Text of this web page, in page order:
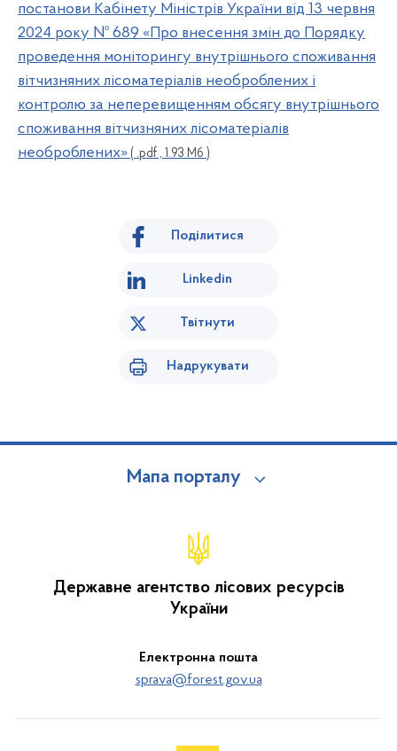
постанови Кабінету Міністрів України від 13 червня
2024 року № 689 «Про внесення змін до Порядку
проведення моніторингу внутрішнього споживання
вітчизняних лісоматеріалів необроблених і
контролю за неперевищенням обсягу внутрішнього
споживання вітчизняних лісоматеріалів
необроблених» ( .pdf , 1.93 Мб )
Поділитися
Linkedin
Твітнути
Надрукувати
Мапа порталу
Державне агентство лісових ресурсів
України
Електронна пошта
sprava@forest.gov.ua